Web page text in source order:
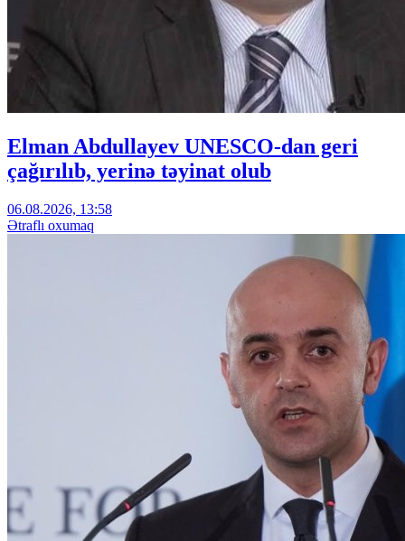
Elman Abdullayev UNESCO-dan geri
çağırılıb, yerinə təyinat olub
06.08.2026, 13:58
Ətraflı oxumaq